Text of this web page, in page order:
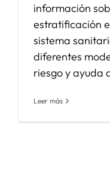
información
estratificación
sistema
diferentes
riesgo y ayuda
Leer más